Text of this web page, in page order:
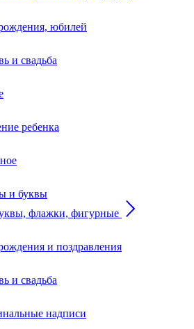
юбилей
и свадьба
ребенка
и буквы
флажки, фигурные
и поздравления
и свадьба
надписи